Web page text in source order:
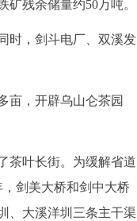
残余储量约50万吨。
时，剑斗电厂、双溪发
亩，开辟乌山仑茶园
茶叶长街。为缓解省道
剑美大桥和剑中大桥
、大溪洋圳三条主干渠